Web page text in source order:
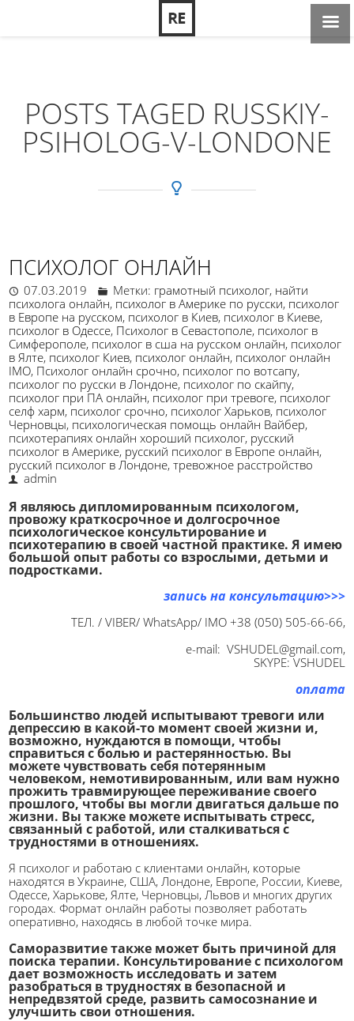
POSTS TAGED RUSSKIY-
PSIHOLOG-V-LONDONE
ПСИХОЛОГ ОНЛАЙН
07.03.2019 Метки: грамотный психолог, найти
психолога онлайн, психолог в Америке по русски, психолог
в Европе на русском, психолог в Киев, психолог в Киеве,
психолог в Одессе, Психолог в Севастополе, психолог в
Симферополе, психолог в сша на русском онлайн, психолог
в Ялте, психолог Киев, психолог онлайн, психолог онлайн
IMO, Психолог онлайн срочно, психолог по вотсапу,
психолог по русски в Лондоне, психолог по скайпу,
психолог при ПА онлайн, психолог при тревоге, психолог
селф харм, психолог срочно, психолог Харьков, психолог
Черновцы, психологическая помощь онлайн Вайбер,
психотерапиях онлайн хороший психолог, русский
психолог в Америке, русский психолог в Европе онлайн,
русский психолог в Лондоне,тревожное расстройство
admin
Яявляюсь дипломированным психологом,
провожу краткосрочное и долгосрочное
психологическое консультирование и
психотерапию в своей частной практике. Я имею
большой опыт работы со взрослыми, детьми и
подростками.
запись на консультацию>>>
ТЕЛ. / VIBER/ WhatsApp/ IMO +38 (050) 505-66-66,
e-mail: VSHUDEL@gmail.com,
SKYPE: VSHUDEL
оплата
Большинство людей испытывают тревоги или
депрессию в какой-то момент своей жизни и,
возможно, нуждаются в помощи, чтобы
справиться с болью и растерянностью. Вы
можете чувствовать себя потерянным
человеком, немотивированным, или вам нужно
прожить травмирующее переживание своего
прошлого, чтобы вы могли двигаться дальше по
жизни. Вы также можете испытывать стресс,
связанный с работой, или сталкиваться с
трудностями в отношениях.
Я психолог и работаю с клиентами онлайн, которые
находятся в Украине, США, Лондоне, Европе, России, Киеве,
Одессе, Харькове, Ялте, Черновцы, Львов и многих других
городах. Формат онлайн работы позволяет работать
оперативно, находясь в любой точке мира.
Саморазвитие также может быть причиной для
поиска терапии. Консультирование с психологом
дает возможность исследовать и затем
разобраться в трудностях в безопасной и
непредвзятой среде, развить самосознание и
улучшить свои отношения.